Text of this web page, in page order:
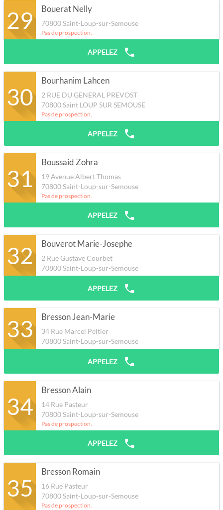
29 Bouerat Nelly
70800Saint-Loup-sur-Semouse
Pas de prospection.
APPELEZ
30
Bourhanim Lahcen
2 RUE DU GENERAL PREVOST
70800Saint LOUP SUR SEMOUSE
Pas de prospection.
APPELEZ
31
Boussaid Zohra
19 Avenue Albert Thomas
70800Saint-Loup-sur-Semouse
Pas de prospection.
APPELEZ
32 Bouverot Marie-Josephe
2 Rue Gustave Courbet
70800Saint-Loup-sur-Semouse
APPELEZ
33 Bresson Jean-Marie
34 Rue Marcel Peltier
70800Saint-Loup-sur-Semouse
APPELEZ
34
Bresson Alain
14 Rue Pasteur
70800Saint-Loup-sur-Semouse
Pas de prospection.
APPELEZ
35
Bresson Romain
16 Rue Pasteur
70800Saint-Loup-sur-Semouse
Pas de prospection.